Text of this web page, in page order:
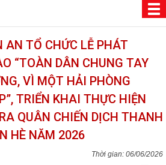
AN TỔ CHỨC LỄ PHÁT
“TOÀN DÂN CHUNG TAY
VÌ MỘT HẢI PHÒNG
TRIỂN KHAI THỰC HIỆN
QUÂN CHIẾN DỊCH THANH
HÈ NĂM 2026
06/06/2026